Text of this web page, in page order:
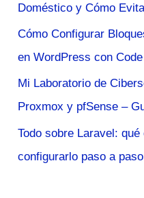
o
r
:
Doméstico y Cómo
Cómo Configurar
en WordPress con
Mi Laboratorio de
Proxmox y pfSense –
Todo sobre Laravel:
configurarlo paso a paso